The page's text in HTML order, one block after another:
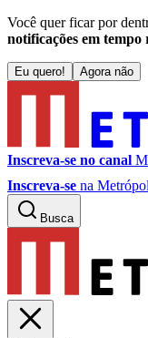
Você quer ficar por
notificações em tempo
Eu quero! Agora não
Inscreva-se no canal
Inscreva-se na
Busca